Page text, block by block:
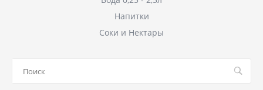
Напитки
Соки и Нектары